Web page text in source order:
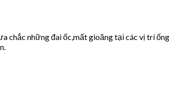
những đai ốc,mất gioăng tại các vị trí